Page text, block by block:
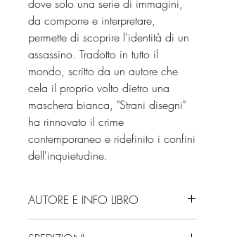
dove solo una serie di immagini,
da comporre e interpretare,
permette di scoprire l'identità di un
assassino. Tradotto in tutto il
mondo, scritto da un autore che
cela il proprio volto dietro una
maschera bianca, "Strani disegni"
ha rinnovato il crime
contemporaneo e ridefinito i confini
dell'inquietudine.
AUTORE E INFO LIBRO